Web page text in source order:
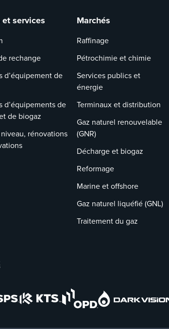
et services
rechange
d’équipement de
d’équipements de
de biogaz
rénovations
Marchés
Raffinage
Pétrochimie et chimie
Services publics et
énergie
Terminaux et distribution
Gaz naturel renouvelable
(GNR)
Décharge et biogaz
Reformage
Marine et offshore
Gaz naturel liquéfié (GNL)
Traitement du gaz